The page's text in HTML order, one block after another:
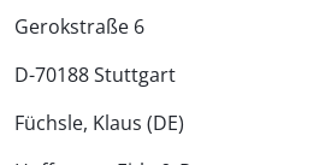
Gerokstraße 6
D-70188 Stuttgart
Füchsle, Klaus (DE)